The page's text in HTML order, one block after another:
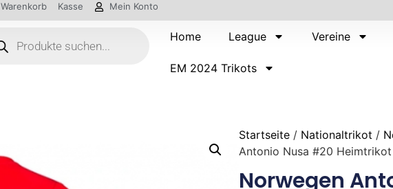
Warenkorb Kasse Mein Konto
Home League Vereine
EM 2024 Trikots
Startseite / Nationaltrikot /
Antonio Nusa #20
Norwegen